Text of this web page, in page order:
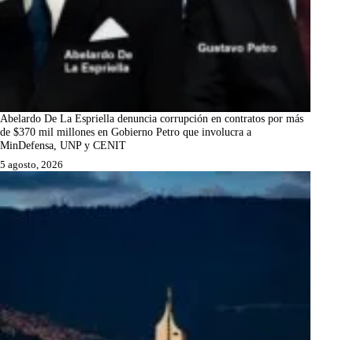
Abelardo De La Espriella denuncia corrupción en contratos por más
de $370 mil millones en Gobierno Petro que involucra a
MinDefensa, UNP y CENIT
5 agosto, 2026